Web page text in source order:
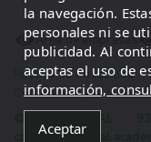
Política de Privacidad ·
Condiciones de
Área de empresas
la navegación.
personales ni se
publicidad. Al
aceptas el uso de
información,
Aceptar